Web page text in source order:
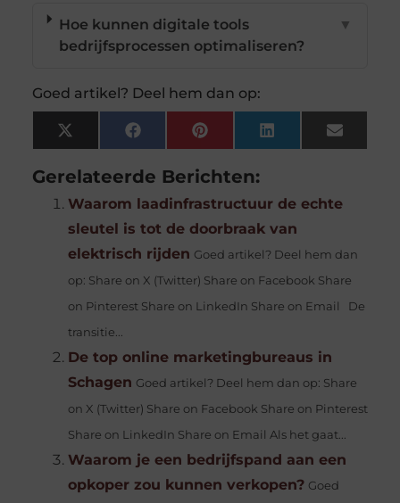
Hoe kunnen digitale tools
bedrijfsprocessen optimaliseren?
▼
Goed artikel? Deel hem dan op:
X
(Twitter)
FacebookPinterestLinkedInEmail
Gerelateerde Berichten:
Waarom laadinfrastructuur de echte
sleutel is tot de doorbraak van
elektrisch rijden Goed artikel? Deel hem dan
op: Share on X (Twitter) Share on Facebook Share
on Pinterest Share on LinkedIn Share on Email De
transitie...
De top online marketingbureaus in
Schagen Goed artikel? Deel hem dan op: Share
on X (Twitter) Share on Facebook Share on Pinterest
Share on LinkedIn Share on Email Als het gaat...
Waarom je een bedrijfspand aan een
opkoper zou kunnen verkopen? Goed